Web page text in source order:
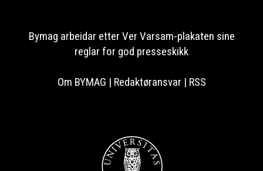
Bymag arbeidar etter Ver Varsam-plakaten sine
reglar for god presseskikk
Om BYMAG | Redaktøransvar | RSS